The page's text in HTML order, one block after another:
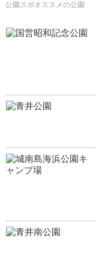
公園スポオススメの公園